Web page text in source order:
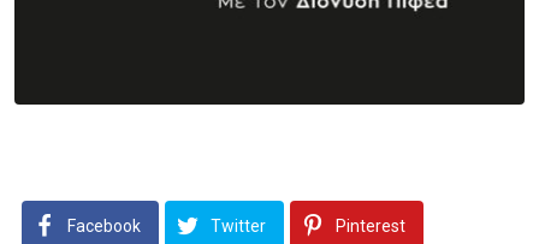
Facebook Twitter Pinterest